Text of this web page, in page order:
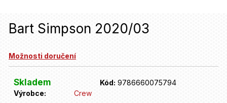
Bart Simpson 2020/03
Možnosti doručení
Skladem Kód: 9786660075794
Výrobce:
Crew
n
j